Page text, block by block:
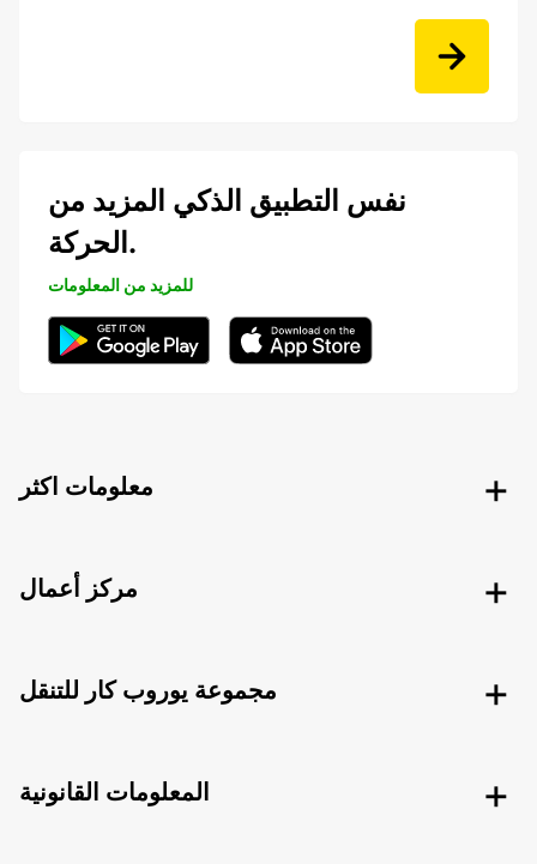
نفس التطبيق الذكي المزيد من
الحركة.
للمزيد من المعلومات
معلومات اكثر
مركز أعمال
مجموعة يوروب كار للتنقل
المعلومات القانونية